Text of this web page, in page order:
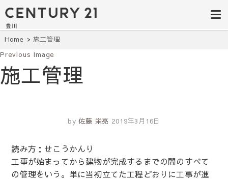
豊田市の中古
住宅・土地・
リノベ物件探
し｜センチュ
リー21豊川
建て・土地探しはセンチュリー21豊
川へ。豊田市内の最新物件情報を随
時更新中！駅近、建築条件無し、ペ
ット可、学区別など、お客様のこだ
単検索。
Home 施工管理
Previous Image
施工管理
by 佐藤 栄亮 2019年3月16日
読み方：せこうかんり
工事が始まってから建物が完成するまでの間のすべて
の管理をいう。単に当初立てた工程どおりに工事が進